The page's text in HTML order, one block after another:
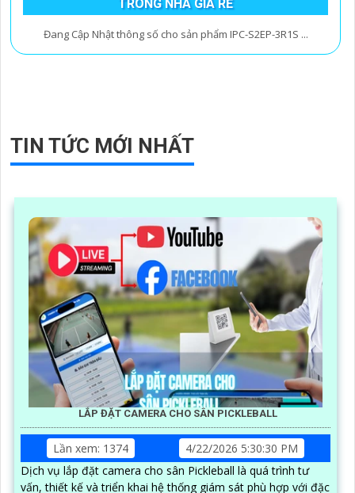
TRONG NHÀ GIÁ RẺ
Đang Cập Nhật thông số cho sản phẩm IPC-S2EP-3R1S ...
TIN TỨC MỚI NHẤT
LẮP ĐẶT CAMERA CHO SÂN PICKLEBALL
Lần xem: 1374
4/22/2026 5:30:30 PM
Dịch vụ lắp đặt camera cho sân Pickleball là quá trình tư
vấn, thiết kế và triển khai hệ thống giám sát phù hợp với đặc